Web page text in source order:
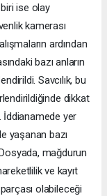
ise olay
kamerası
ardından
bazı anların
Savcılık, bu
dikkat
yer
yaşanan bazı
mağdurun
ve kayıt
parçası olabileceği